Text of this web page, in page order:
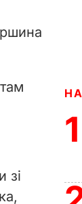
зі
1